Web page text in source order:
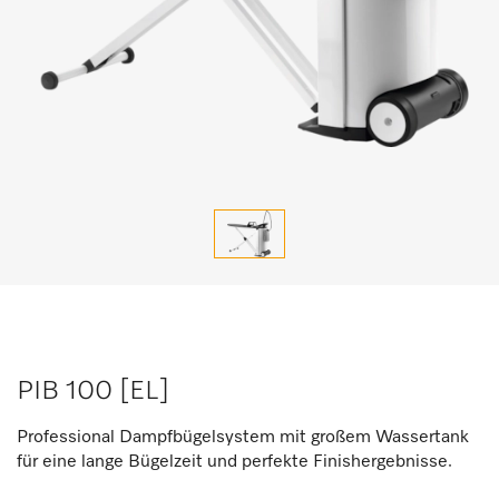
PIB 100 [EL]
Professional Dampfbügelsystem mit großem Wassertank
für eine lange Bügelzeit und perfekte Finishergebnisse.